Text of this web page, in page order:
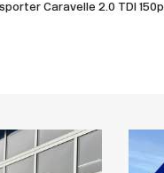
Caravelle 2.0 TDI